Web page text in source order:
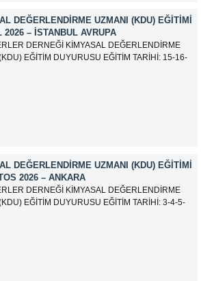
DEĞERLENDIRME UZMANI (KDU) EĞITIMI
2026 – İSTANBUL AVRUPA
DERNEĞİ KİMYASAL DEĞERLENDİRME
EĞİTİM DUYURUSU EĞİTİM TARİHİ: 15-16-
DEĞERLENDIRME UZMANI (KDU) EĞITIMI
2026 – ANKARA
DERNEĞİ KİMYASAL DEĞERLENDİRME
EĞİTİM DUYURUSU EĞİTİM TARİHİ: 3-4-5-